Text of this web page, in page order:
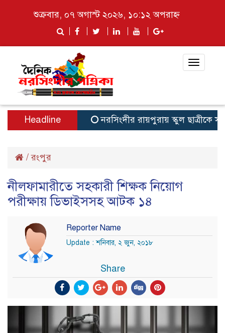
শুক্রবার, ০৭ অগাস্ট ২০২৬, ১০:১২ অপরাহ্ন
Toggle
Headline নরসিংদীর রায়পুরায় স্কুল ছাত্রীকে
/রংপুর
নীলফামারীতে সহকারী শিক্ষক নিয়োগ
পরীক্ষায় ডিভাইসসহ আটক ১৪
Reporter Name
Update : শনিবার, ২ জুন, ২০১৮
Share